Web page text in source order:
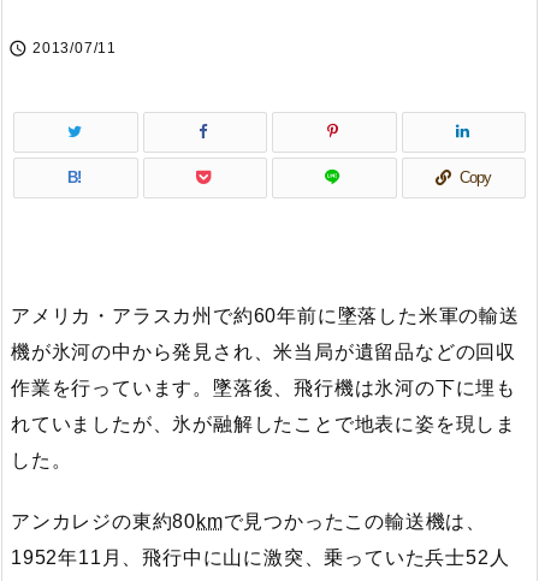
 2013/07/11
B! Copy
アメリカ・アラスカ州で約60年前に墜落した米軍の輸送
機が氷河の中から発見され、米当局が遺留品などの回収
作業を行っています。墜落後、飛行機は氷河の下に埋も
れていましたが、氷が融解したことで地表に姿を現しま
した。
アンカレジの東約80kmで見つかったこの輸送機は、
1952年11月、飛行中に山に激突、乗っていた兵士52人